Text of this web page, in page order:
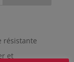
résistante
et